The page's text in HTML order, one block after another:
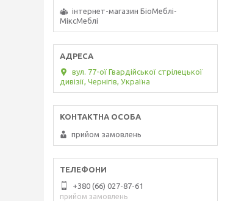
інтернет-магазин БіоМеблі-
МіксМеблі
вул. 77-ої Гвардійської стрілецької
дивізії, Чернігів, Україна
прийом замовлень
+380 (66) 027-87-61
прийом замовлень